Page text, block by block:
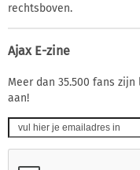
rechtsboven.
Ajax E-zine
Meer dan 35.500 fans
aan!